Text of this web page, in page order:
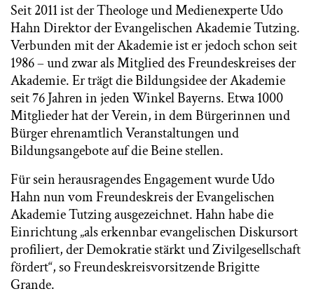
Seit 2011 ist der Theologe und Medienexperte Udo
Hahn Direktor der Evangelischen Akademie Tutzing.
Verbunden mit der Akademie ist er jedoch schon seit
1986 – und zwar als Mitglied des Freundeskreises der
Akademie. Er trägt die Bildungsidee der Akademie
seit 76 Jahren in jeden Winkel Bayerns. Etwa 1000
Mitglieder hat der Verein, in dem Bürgerinnen und
Bürger ehrenamtlich Veranstaltungen und
Bildungsangebote auf die Beine stellen.
Für sein herausragendes Engagement wurde Udo
Hahn nun vom Freundeskreis der Evangelischen
Akademie Tutzing ausgezeichnet. Hahn habe die
Einrichtung „als erkennbar evangelischen Diskursort
profiliert, der Demokratie stärkt und Zivilgesellschaft
fördert“, so Freundeskreisvorsitzende Brigitte
Grande.